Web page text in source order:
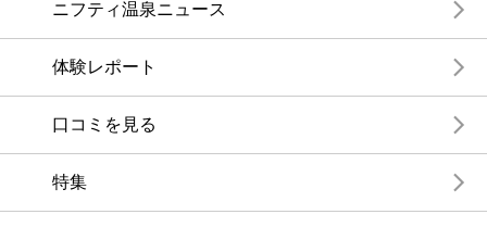
ニフティ温泉ニュース
体験レポート
口コミを見る
特集